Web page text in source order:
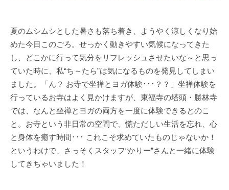
夏のムシムシとした暑さも落ち着き、ようやく涼しくなり始
めた今日このごろ。せっかく動きやすい気候になってきた
し、どこかに行って気分をリフレッシュさせたいな～と思っ
ていた時に、私“ち～たら”は気になるものを発見してしまい
ました。「ん？ お寺で坐禅とヨガ体験･･･？？」坐禅体験を
行っているお寺はよく見かけますが、東福寺の塔頭・勝林寺
では、なんと坐禅とヨガの両方を一度に体験できるとのこ
と。お寺という非日常の空間で、慌ただしい生活を忘れ、心
と身体を癒す時間･･･ これこそ求めていたものじゃないか！
というわけで、さっそくスタッフ“かりー”さんと一緒に体験
してきちゃいました！